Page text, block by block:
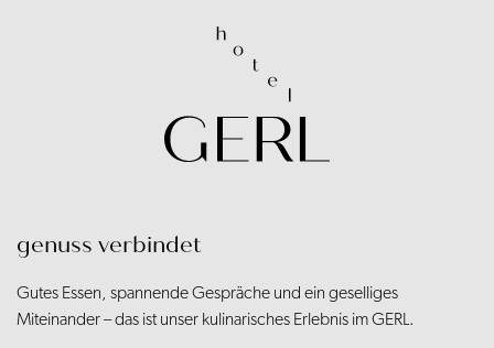
genuss verbindet
Gutes Essen, spannende Gespräche und ein geselliges
Miteinander – das ist unser kulinarisches Erlebnis im GERL.